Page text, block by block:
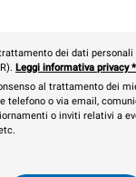
dei dati personali
Leggi informativa privacy*
al trattamento dei
telefono o via email,
o inviti relativi a